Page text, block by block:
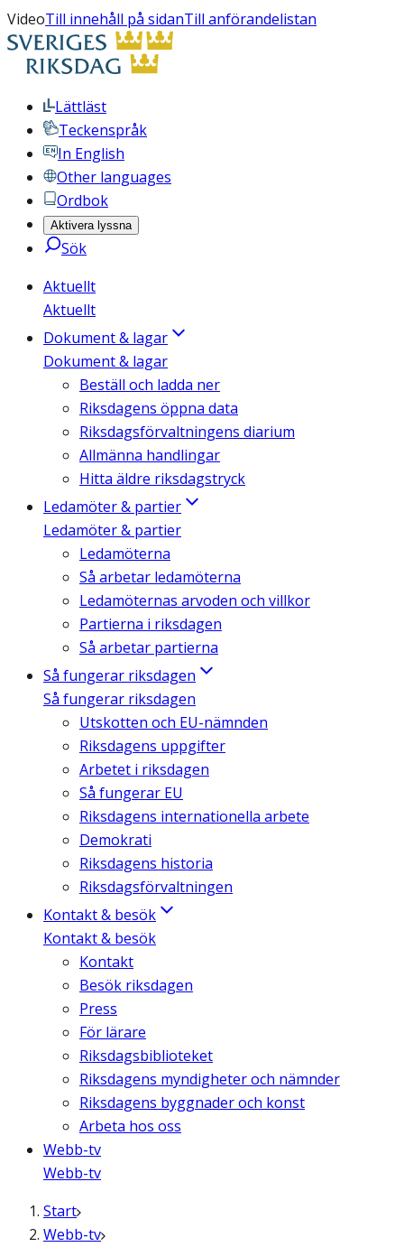
VideoTill innehåll på sidanTill anförandelistan
Lättläst
Teckenspråk
In English
Other languages
Ordbok
Aktivera lyssna
Sök
Aktuellt
Aktuellt
Dokument & lagar
Dokument & lagar
Beställ och ladda ner
Riksdagens öppna data
Riksdagsförvaltningens diarium
Allmänna handlingar
Hitta äldre riksdagstryck
Ledamöter & partier
Ledamöter & partier
Ledamöterna
Så arbetar ledamöterna
Ledamöternas arvoden och villkor
Partierna i riksdagen
Så arbetar partierna
Så fungerar riksdagen
Så fungerar riksdagen
Utskotten och EU-nämnden
Riksdagens uppgifter
Arbetet i riksdagen
Så fungerar EU
Riksdagens internationella arbete
Demokrati
Riksdagens historia
Riksdagsförvaltningen
Kontakt & besök
Kontakt & besök
Kontakt
Besök riksdagen
Press
För lärare
Riksdagsbiblioteket
Riksdagens myndigheter och nämnder
Riksdagens byggnader och konst
Arbeta hos oss
Webb-tv
Webb-tv
Start
Webb-tv